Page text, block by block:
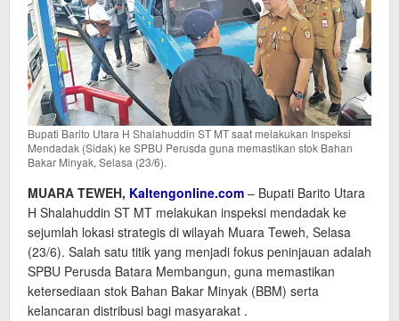
Bupati Barito Utara H Shalahuddin ST MT saat melakukan Inspeksi
Mendadak (Sidak) ke SPBU Perusda guna memastikan stok Bahan
Bakar Minyak, Selasa (23/6).
MUARA TEWEH, Kaltengonline.com – Bupati Barito Utara
H Shalahuddin ST MT melakukan inspeksi mendadak ke
sejumlah lokasi strategis di wilayah Muara Teweh, Selasa
(23/6). Salah satu titik yang menjadi fokus peninjauan adalah
SPBU Perusda Batara Membangun, guna memastikan
ketersediaan stok Bahan Bakar Minyak (BBM) serta
kelancaran distribusi bagi masyarakat .